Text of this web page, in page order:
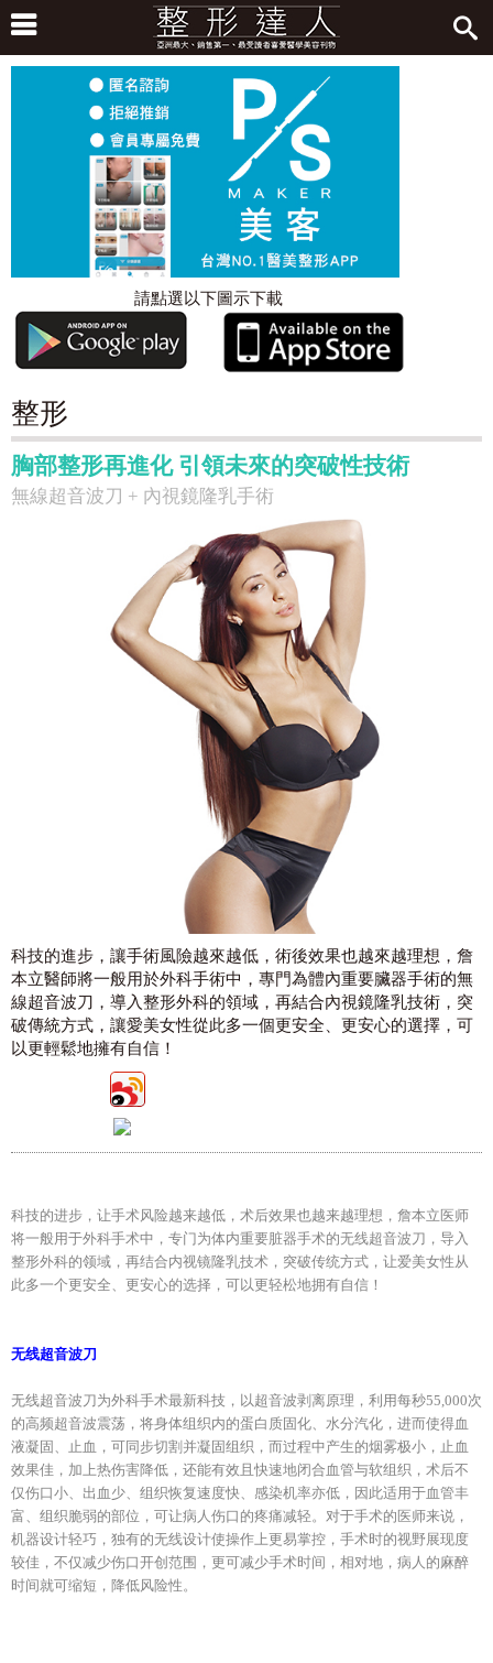
請點選以下圖示下載
整形
胸部整形再進化 引領未來的突破性技術
無線超音波刀 + 內視鏡隆乳手術
科技的進步，讓手術風險越來越低，術後效果也越來越理想，詹
本立醫師將一般用於外科手術中，專門為體內重要臟器手術的無
線超音波刀，導入整形外科的領域，再結合內視鏡隆乳技術，突
破傳統方式，讓愛美女性從此多一個更安全、更安心的選擇，可
以更輕鬆地擁有自信！
科技的进步，让手术风险越来越低，术后效果也越来越理想，詹本立医师
将一般用于外科手术中，专门为体内重要脏器手术的无线超音波刀，导入
整形外科的领域，再结合内视镜隆乳技术，突破传统方式，让爱美女性从
此多一个更安全、更安心的选择，可以更轻松地拥有自信！
无线超音波刀
无线超音波刀为外科手术最新科技，以超音波剥离原理，利用每秒55,000次
的高频超音波震荡，将身体组织内的蛋白质固化、水分汽化，进而使得血
液凝固、止血，可同步切割并凝固组织，而过程中产生的烟雾极小，止血
效果佳，加上热伤害降低，还能有效且快速地闭合血管与软组织，术后不
仅伤口小、出血少、组织恢复速度快、感染机率亦低，因此适用于血管丰
富、组织脆弱的部位，可让病人伤口的疼痛减轻。对于手术的医师来说，
机器设计轻巧，独有的无线设计使操作上更易掌控，手术时的视野展现度
较佳，不仅减少伤口开创范围，更可减少手术时间，相对地，病人的麻醉
时间就可缩短，降低风险性。